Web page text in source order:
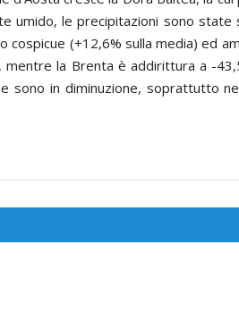
umido, le precipitazioni sono
(+12,6% sulla media) ed
la Brenta è addirittura a -
sono in diminuzione, soprattutto